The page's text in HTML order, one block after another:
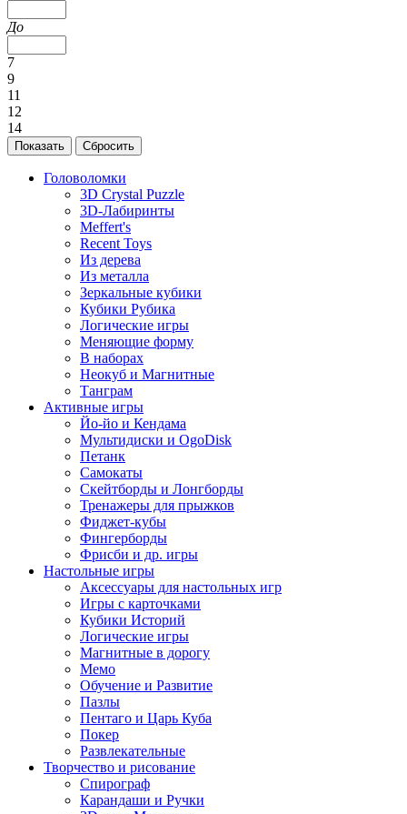
До
7
9
11
12
14
Головоломки
3D Crystal Puzzle
3D-Лабиринты
Meffert's
Recent Toys
Из дерева
Из металла
Зеркальные кубики
Кубики Рубика
Логические игры
Меняющие форму
В наборах
Неокуб и Магнитные
Танграм
Активные игры
Йо-йо и Кендама
Мультидиски и OgoDisk
Петанк
Самокаты
Скейтборды и Лонгборды
Тренажеры для прыжков
Фиджет-кубы
Фингерборды
Фрисби и др. игры
Настольные игры
Аксессуары для настольных игр
Игры с карточками
Кубики Историй
Логические игры
Магнитные в дорогу
Мемо
Обучение и Развитие
Пазлы
Пентаго и Царь Куба
Покер
Развлекательные
Творчество и рисование
Спирограф
Карандаши и Ручки